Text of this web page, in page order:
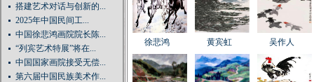
搭建艺术对话与创新的...
2025年中国民间工...
中国徐悲鸿画院院长陈...
“列宾艺术特展”将在...
中国国家画院接受无偿...
第六届中国民族美术作...
徐悲鸿 黄宾虹 吴作人